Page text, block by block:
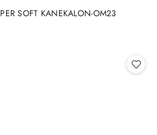
SOFT KANEKALON-OM23